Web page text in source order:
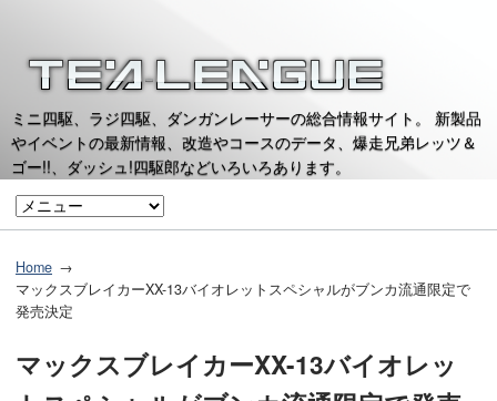
ミニ四駆、ラジ四駆、ダンガンレーサーの総合情報サイト。 新製品
やイベントの最新情報、改造やコースのデータ、爆走兄弟レッツ＆
ゴー!!、ダッシュ!四駆郎などいろいろあります。
Home
マックスブレイカーXX-13バイオレットスペシャルがブンカ流通限定で
発売決定
マックスブレイカーXX-13バイオレッ